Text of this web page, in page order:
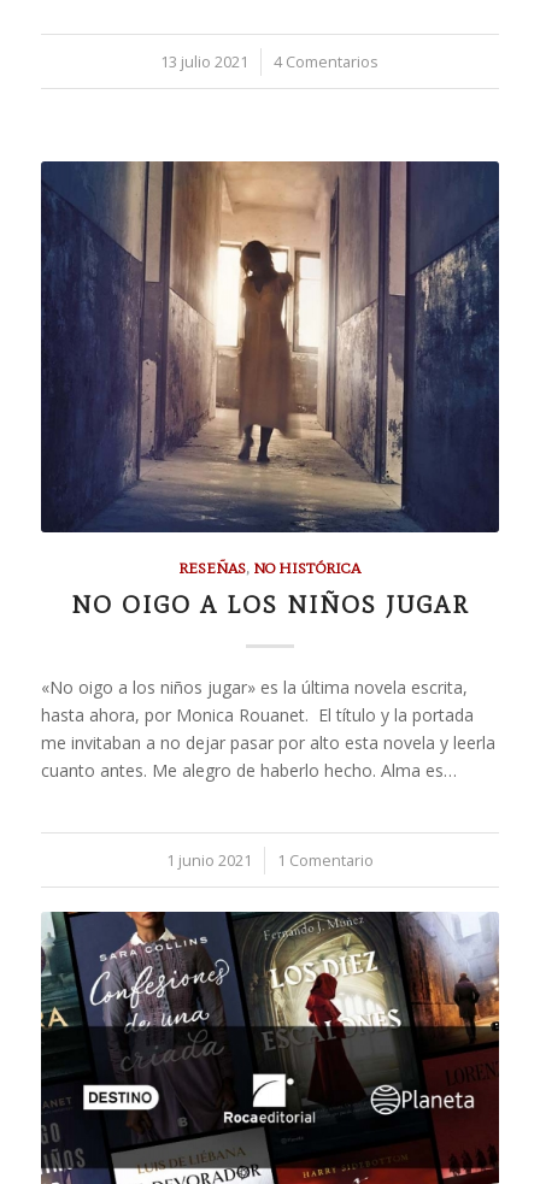
13 julio 2021
/ 4 Comentarios
RESEÑAS, NO HISTÓRICA
NO OIGO A LOS NIÑOS JUGAR
«No oigo a los niños jugar» es la última novela escrita,
hasta ahora, por Monica Rouanet. El título y la portada
me invitaban a no dejar pasar por alto esta novela y leerla
cuanto antes. Me alegro de haberlo hecho. Alma es…
1 junio 2021
/ 1 Comentario